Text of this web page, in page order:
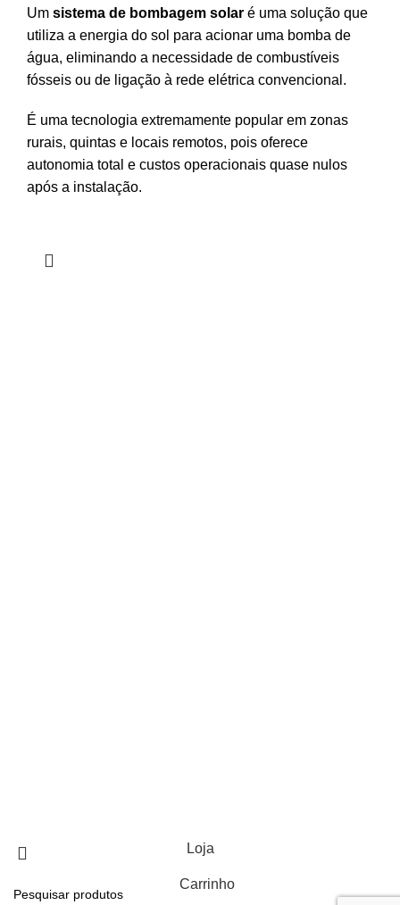
Um sistema de bombagem solar é uma solução que
utiliza a energia do sol para acionar uma bomba de
água, eliminando a necessidade de combustíveis
fósseis ou de ligação à rede elétrica convencional.
É uma tecnologia extremamente popular em zonas
rurais, quintas e locais remotos, pois oferece
autonomia total e custos operacionais quase nulos
após a instalação.
Loja
Carrinho